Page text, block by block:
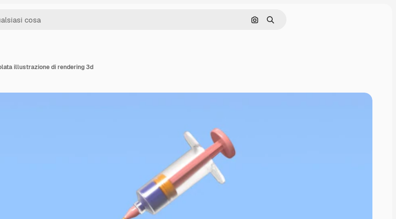
Cerca per immagine
Ricerca
illustrazione di rendering 3d